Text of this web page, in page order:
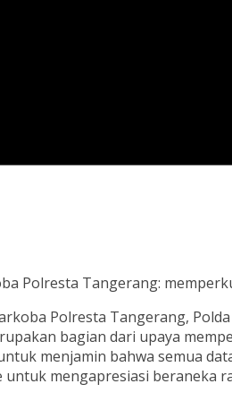
Polresta Tangerang:
Polresta Tangerang,
bagian dari upaya
menjamin bahwa semua
mengapresiasi beraneka